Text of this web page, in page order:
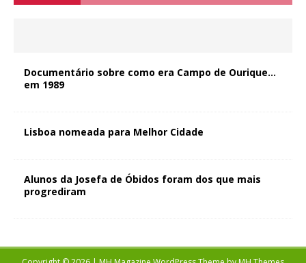
Documentário sobre como era Campo de Ourique…
em 1989
Lisboa nomeada para Melhor Cidade
Alunos da Josefa de Óbidos foram dos que mais
progrediram